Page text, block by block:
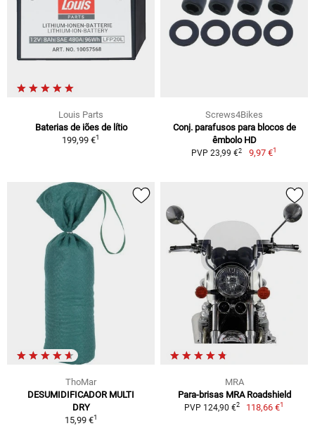
Louis Parts
Baterias de iões de lítio
199,99 €1
Screws4Bikes
Conj. parafusos para blocos de
êmbolo HD
PVP 23,99 €2 9,97 €1
ThoMar
DESUMIDIFICADOR MULTI
DRY
15,99 €1
MRA
Para-brisas MRA Roadshield
PVP 124,90 €2 118,66 €1